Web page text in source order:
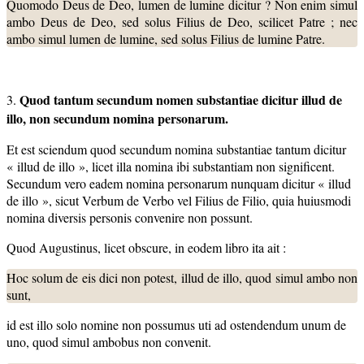
Quomodo Deus de Deo, lumen de lumine dicitur ? Non enim simul
ambo Deus de Deo, sed solus Filius de Deo, scilicet Patre ; nec
ambo simul lumen de lumine, sed solus Filius de lumine Patre.
3. Quod tantum secundum nomen substantiae dicitur illud de
illo, non secundum nomina personarum.
Et est sciendum quod secundum nomina substantiae tantum dicitur
« illud de illo », licet illa nomina ibi substantiam non significent.
Secundum vero eadem nomina personarum nunquam dicitur « illud
de illo », sicut Verbum de Verbo vel Filius de Filio, quia huiusmodi
nomina diversis personis convenire non possunt.
Quod Augustinus, licet obscure, in eodem libro ita ait :
Hoc solum de eis dici non potest, illud de illo, quod simul ambo non
sunt,
id est illo solo nomine non possumus uti ad ostendendum unum de
uno, quod simul ambobus non convenit.